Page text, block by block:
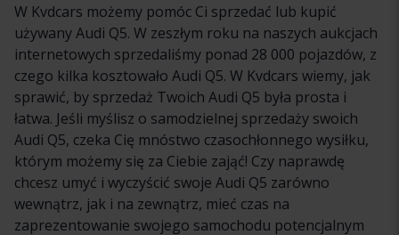
W Kvdcars możemy pomóc Ci sprzedać lub kupić
używany Audi Q5. W zeszłym roku na naszych aukcjach
internetowych sprzedaliśmy ponad 28 000 pojazdów, z
czego kilka kosztowało Audi Q5. W Kvdcars wiemy, jak
sprawić, by sprzedaż Twoich Audi Q5 była prosta i
łatwa. Jeśli myślisz o samodzielnej sprzedaży swoich
Audi Q5, czeka Cię mnóstwo czasochłonnego wysiłku,
którym możemy się za Ciebie zająć! Czy naprawdę
chcesz umyć i wyczyścić swoje Audi Q5 zarówno
wewnątrz, jak i na zewnątrz, mieć czas na
zaprezentowanie swojego samochodu potencjalnym